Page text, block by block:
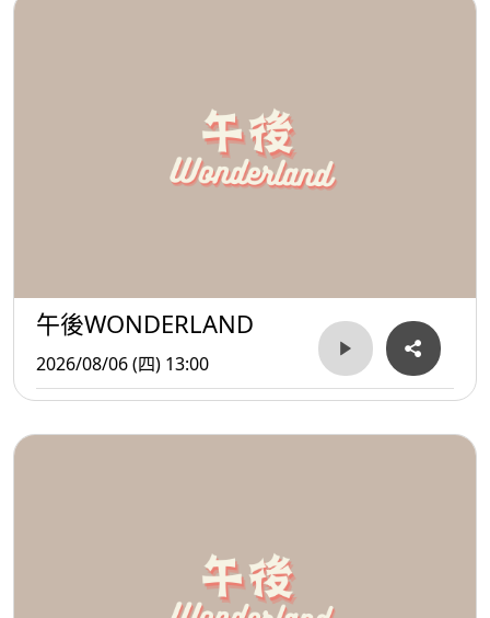
午後WONDERLAND
2026/08/06 (四) 13:00